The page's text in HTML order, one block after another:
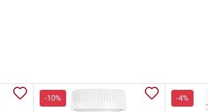
-10% -4%